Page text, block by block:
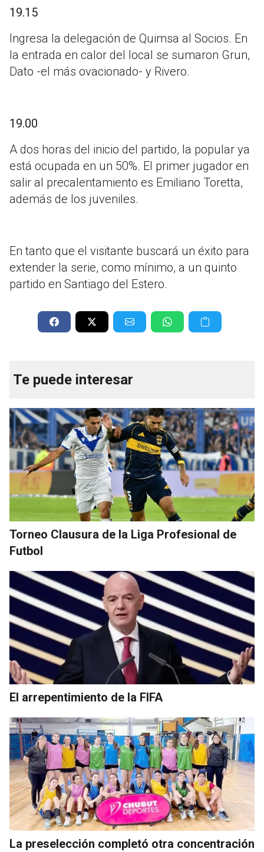
19.15
Ingresa la delegación de Quimsa al Socios. En
la entrada en calor del local se sumaron Grun,
Dato -el más ovacionado- y Rivero.
19.00
A dos horas del inicio del partido, la popular ya
está ocupada en un 50%. El primer jugador en
salir al precalentamiento es Emiliano Toretta,
además de los juveniles.
En tanto que el visitante buscará un éxito para
extender la serie, como mínimo, a un quinto
partido en Santiago del Estero.
Te puede interesar
Torneo Clausura de la Liga Profesional de
Futbol
El arrepentimiento de la FIFA
La preselección completó otra concentración